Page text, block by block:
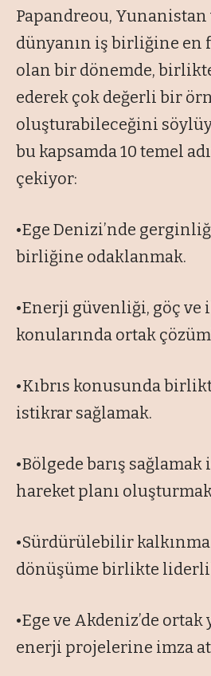
Papandreou, Yunanistan
dünyanın iş birliğine en
olan bir dönemde,
ederek çok değerli bir
oluşturabileceğini
bu kapsamda 10 temel
çekiyor:
•Ege Denizi’nde
birliğine odaklanmak.
•Enerji güvenliği, göç ve
konularında ortak
•Kıbrıs konusunda
istikrar sağlamak.
•Bölgede barış
hareket planı
•Sürdürülebilir
dönüşüme birlikte
•Ege ve Akdeniz’de
enerji projelerine imza